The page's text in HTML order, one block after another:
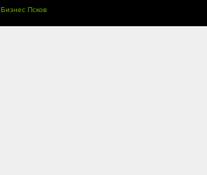
Бизнес Псков